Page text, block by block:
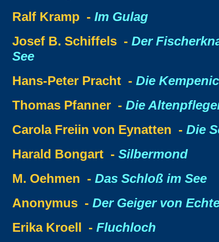
Ralf Kramp - Im Gulag
Josef B. Schiffels - Der
See
Hans-Peter Pracht - Die
Thomas Pfanner - Die
Carola Freiin von Eynatten - Die
Harald Bongart - Silbermond
M. Oehmen - Das Schloß im See
Anonymus - Der Geiger von
Erika Kroell - Fluchloch